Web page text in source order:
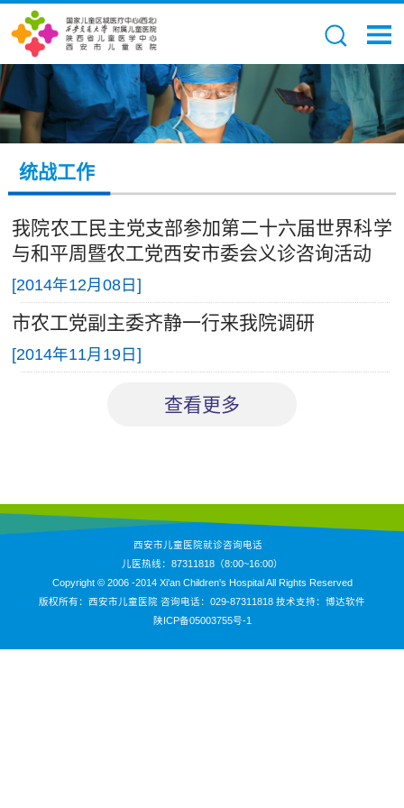
统战工作
我院农工民主党支部参加第二十六届世界科学
与和平周暨农工党西安市委会义诊咨询活动
[2014年12月08日]
市农工党副主委齐静一行来我院调研
[2014年11月19日]
查看更多
西安市儿童医院就诊咨询电话
儿医热线：87311818（8:00~16:00）
Copyright © 2006 -2014 Xi'an Children's Hospital All Rights Reserved
版权所有：西安市儿童医院 咨询电话：029-87311818 技术支持： 博达软件
陕ICP备05003755号-1